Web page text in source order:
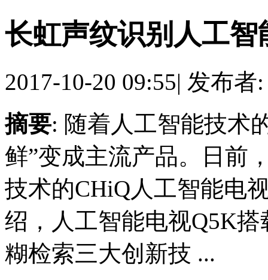
长虹声纹识别人工
2017-10-20 09:55| 发布者
摘要: 随着人工智能技术
鲜”变成主流产品。日前
技术的CHiQ人工智能电
绍，人工智能电视Q5K
糊检索三大创新技 ...